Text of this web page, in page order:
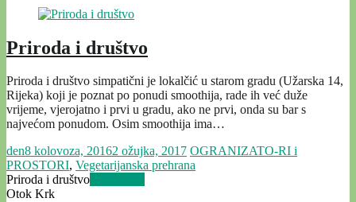
Priroda i društvo
Priroda i društvo simpatični je lokalčić u starom gradu (Užarska 14,
Rijeka) koji je poznat po ponudi smoothija, rade ih već duže
vrijeme, vjerojatno i prvi u gradu, ako ne prvi, onda su bar s
najvećom ponudom. Osim smoothija ima…
den8 kolovoza, 20162 ožujka, 2017 OGRANIZATO-RI i
PROSTORI, Vegetarijanska prehrana
Priroda i društvo
Otok Krk